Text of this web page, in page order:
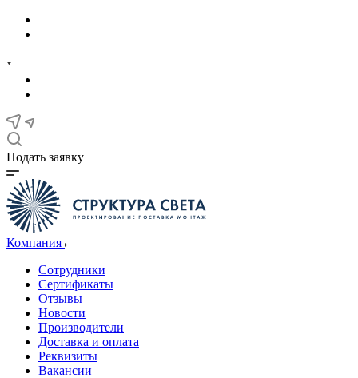
Подать заявку
Компания
Сотрудники
Сертификаты
Отзывы
Новости
Производители
Доставка и оплата
Реквизиты
Вакансии